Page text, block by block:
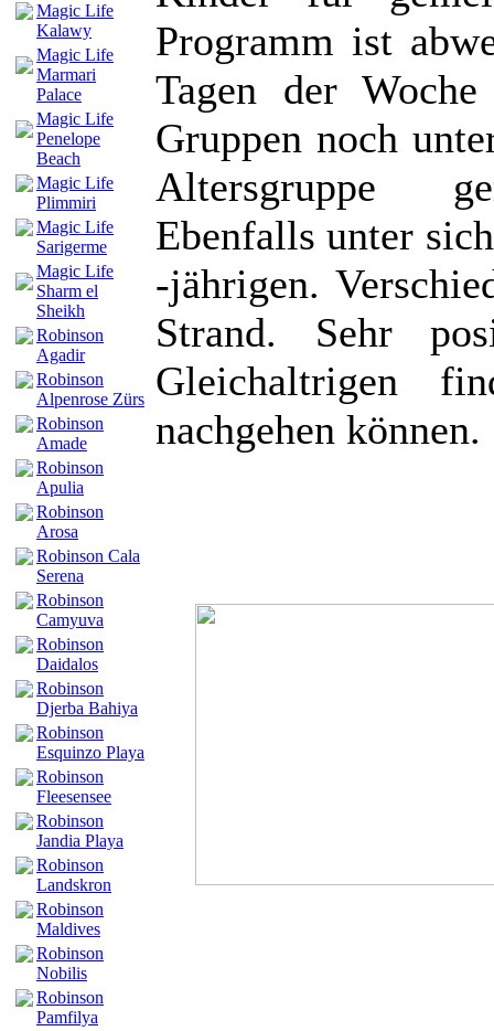
Magic Life
Kalawy
Magic Life
Marmari
Palace
Magic Life
Penelope
Beach
Magic Life
Plimmiri
Magic Life
Sarigerme
Magic Life
Sharm el
Sheikh
Robinson
Agadir
Robinson
Alpenrose Zürs
Robinson
Amade
Robinson
Apulia
Robinson
Arosa
Robinson Cala
Serena
Robinson
Camyuva
Robinson
Daidalos
Robinson
Djerba Bahiya
Robinson
Esquinzo Playa
Robinson
Fleesensee
Robinson
Jandia Playa
Robinson
Landskron
Robinson
Maldives
Robinson
Nobilis
Robinson
Pamfilya
Programm ist
Tagen der
Gruppen noch
Altersgruppe
Ebenfalls unter
-jährigen.
Strand. Sehr
Gleichaltrigen
nachgehen können.